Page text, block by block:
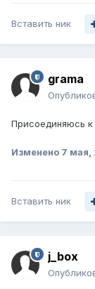
Вставить ник
grama
Присоединяюсь к
Изменено 7 мая,
Вставить ник
j_box